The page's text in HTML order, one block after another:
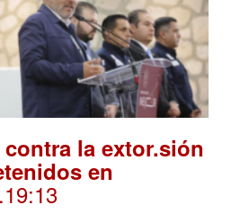
la extor.sión
en
.19:13